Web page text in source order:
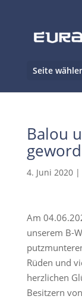
Seite
Balou
4. Juni 2020|
Am
unserem B-
Rüden und
herzlichen
Besitzern